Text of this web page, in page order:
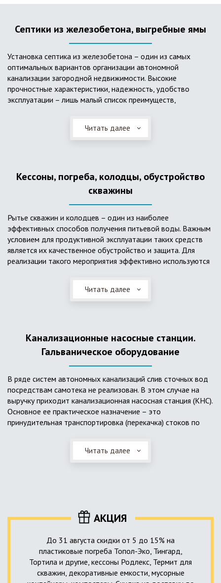
Септики из железобетона, выгребные ямы
Установка септика из железобетона – один из самых
оптимальных вариантов организации автономной
канализации загородной недвижимости. Высокие
прочностные характеристики, надежность, удобство
эксплуатации – лишь малый список преимуществ,
Он независим от источников электроэнергии, прост в
применении, и стоек к внешним механическим
достоинства обуславливают большую популярность
септика из железобетонных колец.
Читать далее
Кессоны, погреба, колодцы, обустройство
скважины
Рытье скважин и колодцев – один из наиболее
эффективных способов получения питьевой воды. Важным
условием для продуктивной эксплуатации таких средств
является их качественное обустройство и защита. Для
реализации такого мероприятия эффективно используются
Главное и неоспоримое преимущество кессонов – это
возможность эксплуатации в условиях пониженных
подвержены промерзанию. Оптимальный вариант
установки железобетонных кессонов – это заниженный
уровень грунтовых вод (УГВ) на участке, а кессон,
выполненный из пластика, может служить на территории с
высоким УГВ.
Очищенная вода без перебоев – незабвенная мечта
каждого владельца загородного дома. Чтобы выполнить
установку кессонов, погребов и колодцев, вам непременно
следует воспользоваться услугами специалистов нашей
компании. Мы максимально оперативно и качественно
проведем весь комплекс изыскательских мероприятий,
выполним необходимые расчеты и проектирование,
Читать далее
Канализационные насосные станции.
Гальваническое оборудование
В ряде систем автономных канализаций слив сточных вод
посредствам самотека не реализован. В этом случае на
выручку приходит канализационная насосная станция (КНС).
Основное ее практическое назначение – это
принудительная транспортировка (перекачка) стоков по
Такая станция может позиционироваться как в подвальном
помещении дома, так и функционировать в условиях
от исполнения.
Читать далее
АКЦИЯ
До 31 августа скидки от 5 до 15% на
пластиковые погреба Топол-Эко, Тингард,
Тортила и другие, кессоны Родлекс, Термит для
скважин, декоративные емкости, мусорные